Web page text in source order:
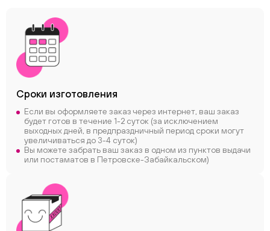
Сроки изготовления
Если вы оформляете заказ через интернет, ваш заказ
будет готов в течение 1-2 суток (за исключением
выходных дней, в предпраздничный период сроки могут
увеличиваться до 3-4 суток)
Вы можете забрать ваш заказ в одном из пунктов выдачи
или постаматов в Петровске-Забайкальском)